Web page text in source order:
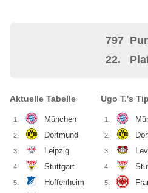
797
22.
Aktuelle Tabelle
1. München
2. Dortmund
3. Leipzig
4. Stuttgart
5. Hoffenheim
Ugo T.'s
1.
2.
3.
4.
5.